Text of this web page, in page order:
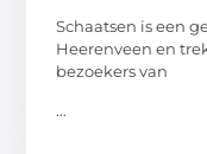
Schaatsen is een
Heerenveen en
bezoekers van
...